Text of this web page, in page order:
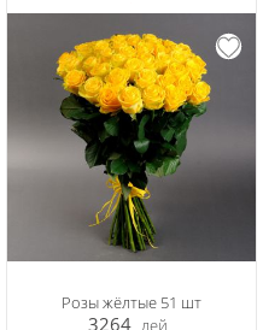
Розы жёлтые 51 шт
3264 лей